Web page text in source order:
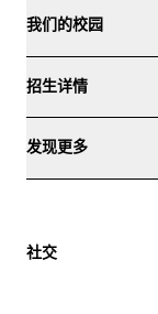
我们的校园
招生详情
发现更多
社交